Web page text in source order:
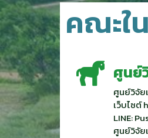
คณะใ
ศูนย์
ศูนย์วิจัย
เว็บไซต์
LINE:
ศูนย์วิจัย